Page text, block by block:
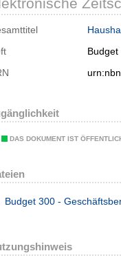
DAS DOKUMENT IST
Budget 300 -